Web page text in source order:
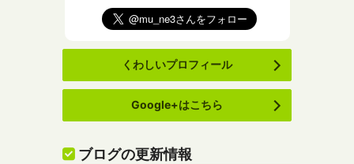
くわしいプロフィール
Google+はこちら
ブログの更新情報